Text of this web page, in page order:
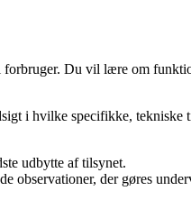
Du vil lære om
i hvilke specifikke, tekniske
udbytte af tilsynet.
observationer, der gøres